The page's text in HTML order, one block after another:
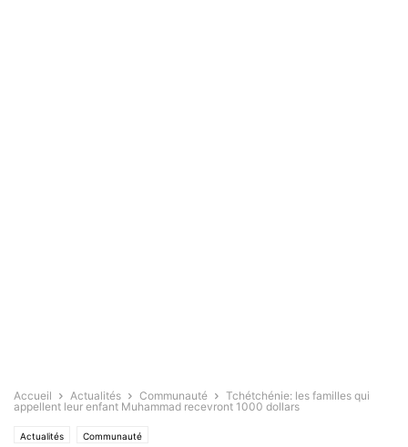
Accueil Actualités Communauté
Tchétchénie: les familles qui
appellent leur enfant Muhammad recevront 1000 dollars
Actualités Communauté